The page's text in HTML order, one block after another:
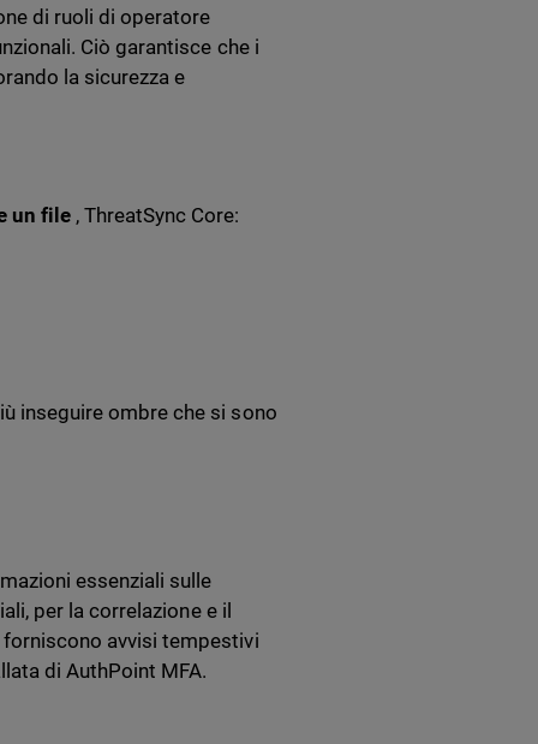
di ruoli di operatore
Ciò garantisce che i
la sicurezza e
un file , ThreatSync Core:
inseguire ombre che si sono
essenziali sulle
per la correlazione e il
avvisi tempestivi
di AuthPoint MFA.